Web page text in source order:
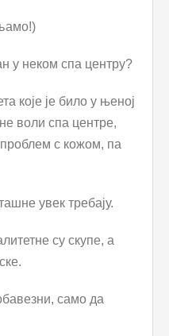
у неком спа центру?
које је било у њеној
воли спа центре,
с кожом, па
увек требају.
су скупе, а
само да